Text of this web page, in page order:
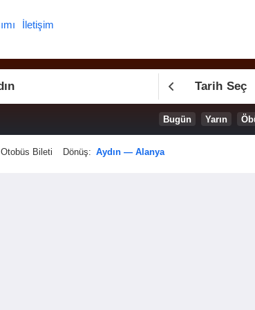
İletişim
Tarih Seç
Bugün Yarın
Bileti Dönüş: Aydın — Alanya